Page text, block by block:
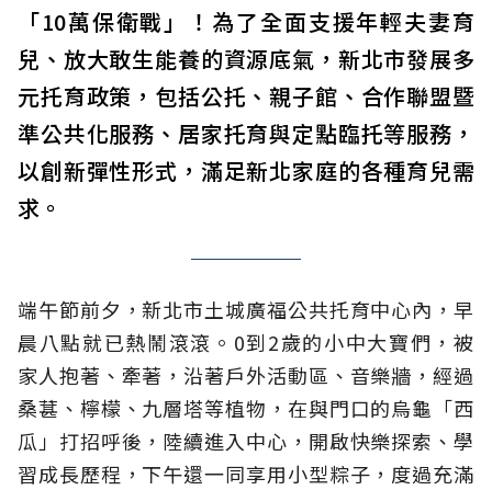
「10萬保衛戰」！為了全面支援年輕夫妻育
兒、放大敢生能養的資源底氣，新北市發展多
元托育政策，包括公托、親子館、合作聯盟暨
準公共化服務、居家托育與定點臨托等服務，
以創新彈性形式，滿足新北家庭的各種育兒需
求。
端午節前夕，新北市土城廣福公共托育中心內，早
晨八點就已熱鬧滾滾。0到2歲的小中大寶們，被
家人抱著、牽著，沿著戶外活動區、音樂牆，經過
桑葚、檸檬、九層塔等植物，在與門口的烏龜「西
瓜」打招呼後，陸續進入中心，開啟快樂探索、學
習成長歷程，下午還一同享用小型粽子，度過充滿